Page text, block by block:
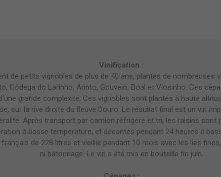
Vinification :
de petits vignobles de plus de 40 ans, plantés de nombreuses
Códega do Larinho, Arinto, Gouveio, Boal et Viosinho. Ces
grande complexité. Ces vignobles sont plantés à haute
sur la rive droite du fleuve Douro. Le résultat final est un vin
Après transport par camion réfrigéré et tri, les raisins sont
à basse température, et décantés pendant 24 heures à
de 228 litres et vieillie pendant 10 mois avec les lies
ni bâtonnage. Le vin a été mis en bouteille fin juin.